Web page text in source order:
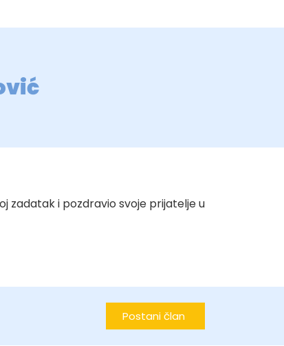
zadatak i pozdravio svoje prijatelje u
Postani član